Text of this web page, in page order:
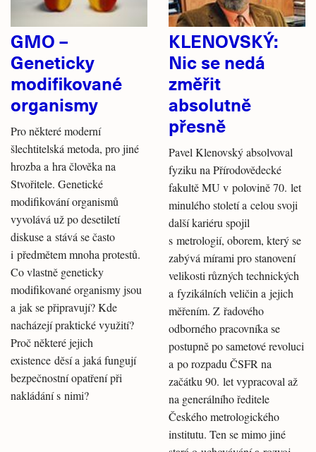
GMO –
Geneticky
modifikované
organismy
Pro některé moderní
šlechtitelská metoda, pro jiné
hrozba a hra člověka na
Stvořitele. Genetické
modifikování organismů
vyvolává už po desetiletí
diskuse a stává se často
i předmětem mnoha protestů.
Co vlastně geneticky
modifikované organismy jsou
a jak se připravují? Kde
nacházejí praktické využití?
Proč některé jejich
existence děsí a jaká fungují
bezpečnostní opatření při
nakládání s nimi?
KLENOVSKÝ:
Nic se nedá
změřit
absolutně
přesně
Pavel Klenovský absolvoval
fyziku na Přírodovědecké
fakultě MU v polovině 70. let
minulého století a celou svoji
další kariéru spojil
s metrologií, oborem, který se
zabývá mírami pro stanovení
velikosti různých technických
a fyzikálních veličin a jejich
měřením. Z řadového
odborného pracovníka se
postupně po sametové revoluci
a po rozpadu ČSFR na
začátku 90. let vypracoval až
na generálního ředitele
Českého metrologického
institutu. Ten se mimo jiné